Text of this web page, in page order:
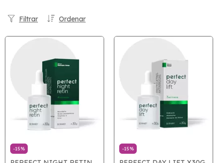
Ordenar
Filtrar
-15% -15%